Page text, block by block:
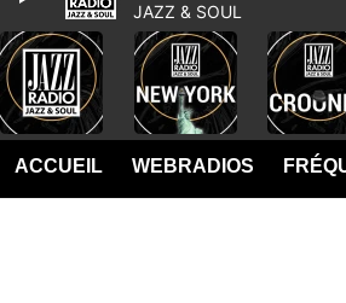
ACCUEIL WEBRADIOS
JAZZ & SOUL